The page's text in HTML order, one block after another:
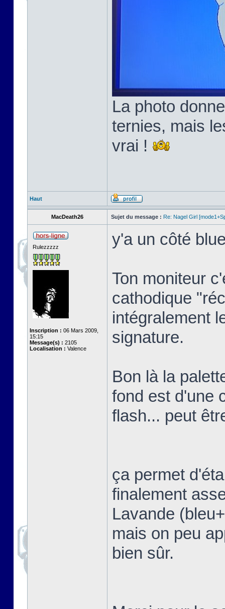
La photo
ternies, mais
vrai !
Haut
MacDeath26 Sujet du message : Re: Nagel Girl
Rulezzzzz
Inscription : 06 Mars 2009,
15:15
Message(s) : 2105
Localisation : Valence
y'a un côté
Ton moniteur
cathodique
intégralement
signature.
Bon là la
fond est d'une
flash... peut
ça permet
finalement
Lavande
mais on peu
bien sûr.